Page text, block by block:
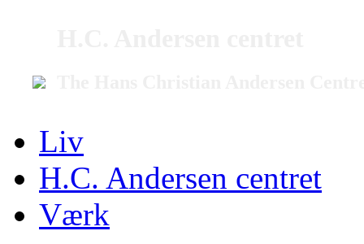
Liv
H.C. Andersen centret
Værk